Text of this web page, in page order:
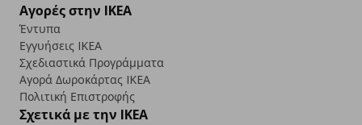
Αγορές στην IKEA
Έντυπα
Εγγυήσεις IKEA
Σχεδιαστικά Προγράμματα
Αγορά Δωρoκάρτας IKEA
Πολιτική Επιστροφής
Σχετικά με την IKEA